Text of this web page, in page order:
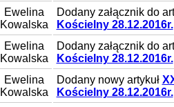
Ewelina
Kowalska
Dodany załącznik do
Kościelny 28.12.2016r.
Ewelina
Kowalska
Dodany załącznik do
Kościelny 28.12.2016r.
Ewelina
Kowalska
Dodany nowy artykuł
Kościelny 28.12.2016r.